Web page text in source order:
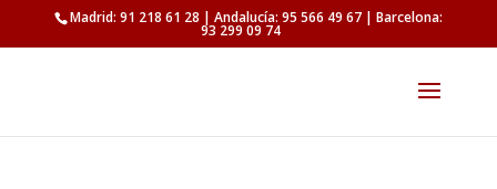
Madrid: 91 218 61 28 | Andalucía: 95 566 49 67 | Barcelona:
93 299 09 74